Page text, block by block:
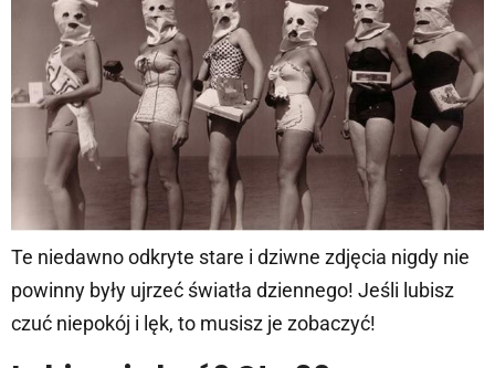
Te niedawno odkryte stare i dziwne zdjęcia nigdy nie
powinny były ujrzeć światła dziennego! Jeśli lubisz
czuć niepokój i lęk, to musisz je zobaczyć!